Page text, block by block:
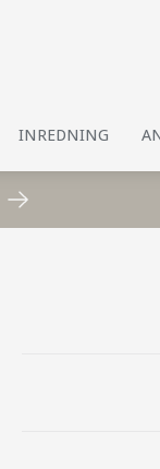
INREDNING